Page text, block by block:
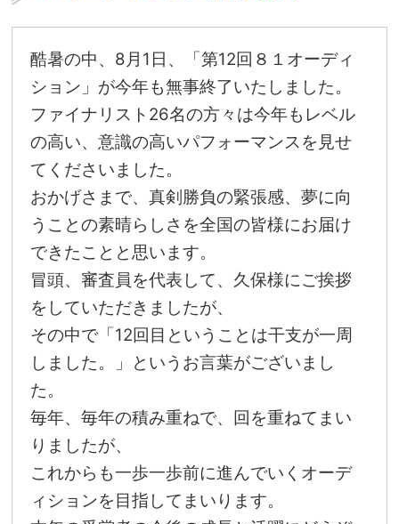
酷暑の中、8月1日、「第12回８１オーディ
ション」が今年も無事終了いたしました。
ファイナリスト26名の方々は今年もレベル
の高い、意識の高いパフォーマンスを見せ
てくださいました。
おかげさまで、真剣勝負の緊張感、夢に向
うことの素晴らしさを全国の皆様にお届け
できたことと思います。
冒頭、審査員を代表して、久保様にご挨拶
をしていただきましたが、
その中で「12回目ということは干支が一周
しました。」というお言葉がございまし
た。
毎年、毎年の積み重ねで、回を重ねてまい
りましたが、
これからも一歩一歩前に進んでいくオーデ
ィションを目指してまいります。